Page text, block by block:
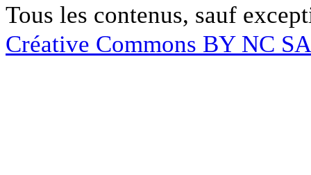
Tous les contenus, sauf
Créative Commons BY NC SA